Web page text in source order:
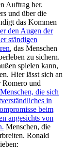
Auftrag her.
und über die
das Kommen
den Augen der
ständigen
, das Menschen
zu sichern.
spielen kann,
Hier lässt sich an
und
Menschen, die sich
in
beim
angesichts von
Menschen, die
Ronald